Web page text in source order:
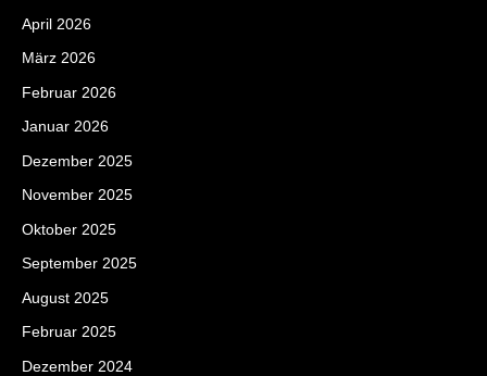
April 2026
März 2026
Februar 2026
Januar 2026
Dezember 2025
November 2025
Oktober 2025
September 2025
August 2025
Februar 2025
Dezember 2024